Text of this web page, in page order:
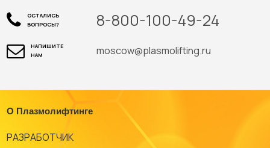
ОСТАЛИСЬ
ВОПРОСЫ?
8-800-100-49-24
НАПИШИТЕ
НАМ
moscow@plasmolifting.ru
О Плазмолифтинге
РАЗРАБОТЧИК